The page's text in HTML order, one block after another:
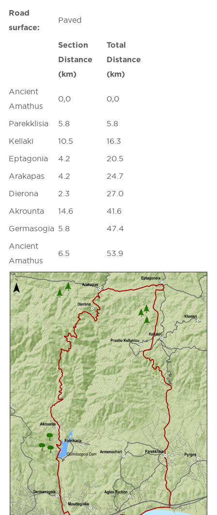
Road
surface:
Paved
Section
Distance
(km)
Total
Distance
(km)
Ancient
Amathus
0,0 0,0
Parekklisia 5.8
5.8
Kellaki
10.5
16.3
Eptagonia
4.2
20.5
Arakapas
4.2
24.7
Dierona
2.3
27.0
Akrounta
14.6
41.6
Germasogia 5.8
47.4
Ancient
Amathus
6.5 53.9